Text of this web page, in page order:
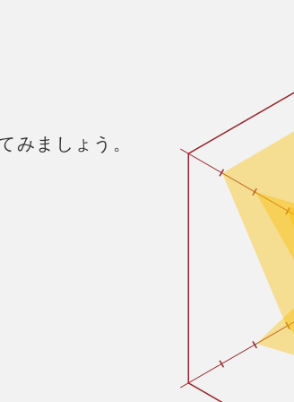
みましょう。